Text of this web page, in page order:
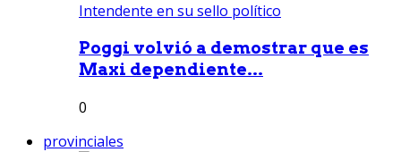
Poggi volvió a demostrar que es
Maxi dependiente...
0
provinciales